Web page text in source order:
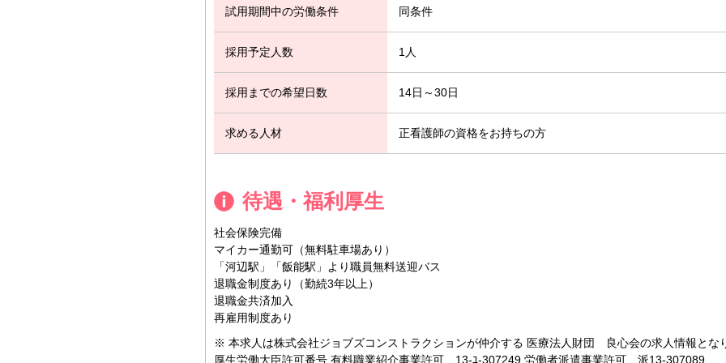
試用期間中の労働条件 同条件
採用予定人数 1人
採用までの希望日数 14日～30日
求める人材 正看護師の資格をお持ちの方
待遇・福利厚生
社会保険完備
マイカー通勤可（無料駐車場あり）
「河辺駅」「飯能駅」より職員無料送迎バス
退職金制度あり（勤続3年以上）
退職金共済加入
再雇用制度あり
※ 本求人は株式会社ジョブズコンストラクションが仲介する 医療法人財団 良心会の求人情報とな
厚生労働大臣許可番号 有料職業紹介事業許可 13-ﾕ-307249 労働者派遣事業許可 派13-307089